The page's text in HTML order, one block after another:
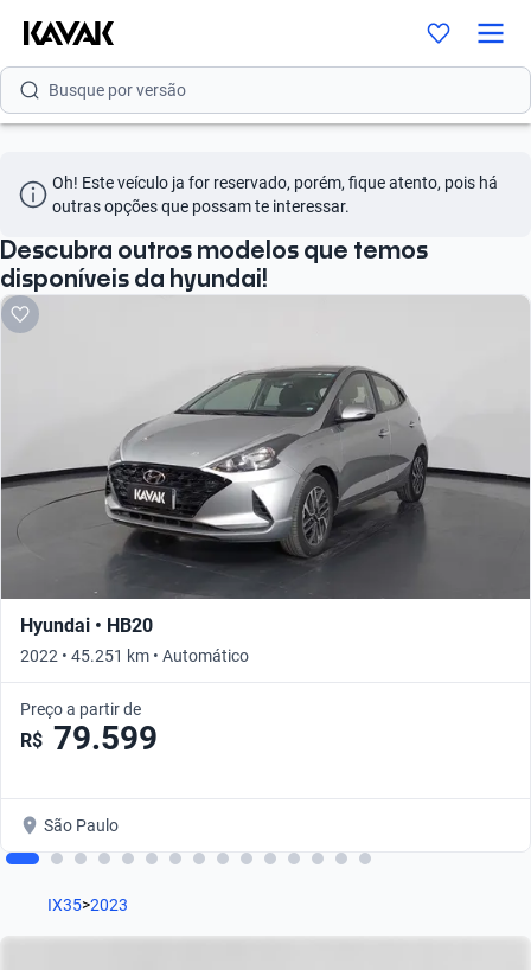
Busque por modelo
Busque por versão
Busque por marca
Busque por modelo
Busque por versão
Oh! Este veículo ja for reservado, porém, fique atento, pois há
outras opções que possam te interessar.
Descubra outros modelos que temos
disponíveis da hyundai!
Hyundai • HB20
2022 • 45.251 km • Automático
Preço a partir de
R$ 79.599
São Paulo
IX35>2023